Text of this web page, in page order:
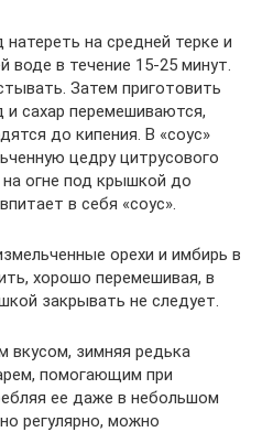
натереть на средней терке и
воде в течение 15-25 минут.
Затем приготовить
и сахар перемешиваются,
до кипения. В «соус»
цедру цитрусового
огне под крышкой до
в себя «соус».
орехи и имбирь в
хорошо перемешивая, в
закрывать не следует.
вкусом, зимняя редька
помогающим при
ее даже в небольшом
регулярно, можно